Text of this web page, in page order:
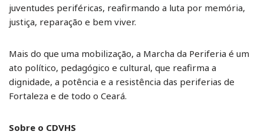
juventudes periféricas, reafirmando a luta por memória,
justiça, reparação e bem viver.
Mais do que uma mobilização, a Marcha da Periferia é um
ato político, pedagógico e cultural, que reafirma a
dignidade, a potência e a resistência das periferias de
Fortaleza e de todo o Ceará.
Sobre o CDVHS